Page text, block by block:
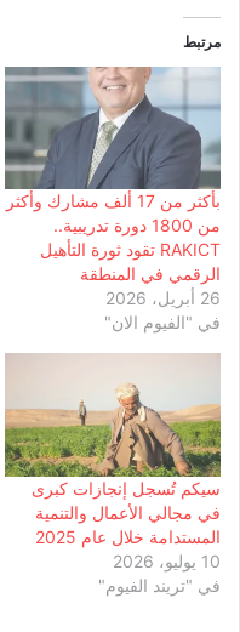
مرتبط
بأكثر من 17 ألف مشارك وأكثر
من 1800 دورة تدريبية..
RAKICT تقود ثورة التأهيل
الرقمي في المنطقة
26 أبريل، 2026
في "الفيوم الان"
سيكم تُسجل إنجازات كبرى
في مجالي الأعمال والتنمية
المستدامة خلال عام 2025
10 يوليو، 2026
في "تريند الفيوم"